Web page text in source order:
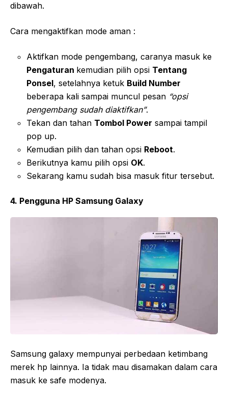
dibawah.
Cara mengaktifkan mode aman :
Aktifkan mode pengembang, caranya masuk ke
Pengaturan kemudian pilih opsi Tentang
Ponsel, setelahnya ketuk Build Number
beberapa kali sampai muncul pesan “opsi
pengembang sudah diaktifkan”.
Tekan dan tahan Tombol Power sampai tampil
pop up.
Kemudian pilih dan tahan opsi Reboot.
Berikutnya kamu pilih opsi OK.
Sekarang kamu sudah bisa masuk fitur tersebut.
4. Pengguna HP Samsung Galaxy
Samsung galaxy mempunyai perbedaan ketimbang
merek hp lainnya. Ia tidak mau disamakan dalam cara
masuk ke safe modenya.